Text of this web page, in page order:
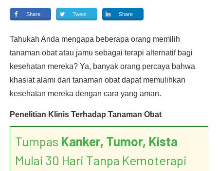
Share Tweet Share
Tahukah Anda mengapa beberapa orang memilih
tanaman obat atau jamu sebagai terapi alternatif bagi
kesehatan mereka? Ya, banyak orang percaya bahwa
khasiat alami dari tanaman obat dapat memulihkan
kesehatan mereka dengan cara yang aman.
Penelitian Klinis Terhadap Tanaman Obat
Tumpas Kanker, Tumor, Kista
Mulai 30 Hari Tanpa Kemoterapi